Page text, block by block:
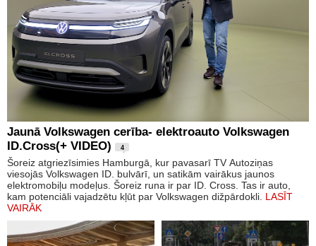
Jaunā Volkswagen cerība- elektroauto Volkswagen
ID.Cross(+ VIDEO)
4
Šoreiz atgriezīsimies Hamburgā, kur pavasarī TV Autoziņas
viesojās Volkswagen ID. bulvārī, un satikām vairākus jaunos
elektromobiļu modeļus. Šoreiz runa ir par ID. Cross. Tas ir auto,
kam potenciāli vajadzētu kļūt par Volkswagen dižpārdokli. LASĪT
VAIRĀK